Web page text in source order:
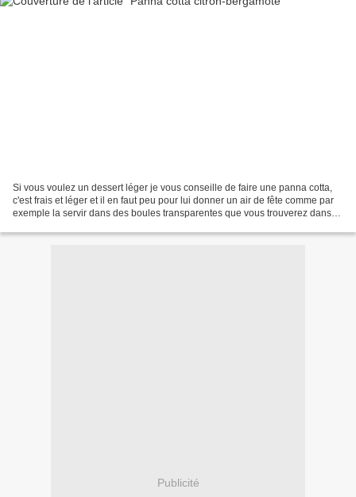
Si vous voulez un dessert léger je vous conseille de faire une panna cotta,
c'est frais et léger et il en faut peu pour lui donner un air de fête comme par
exemple la servir dans des boules transparentes que vous trouverez dans
Publicité